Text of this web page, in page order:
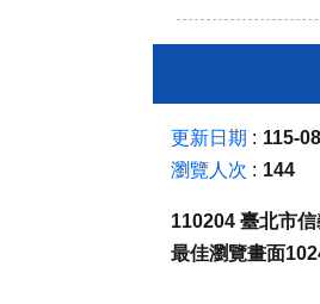
更新日期
115-
瀏覽人次
144
110204 臺北市
最佳瀏覽畫面